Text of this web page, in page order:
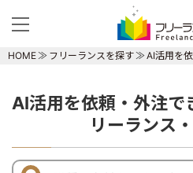
HOME フリーランスを探す AI活用を
AI活用を依頼・外注で
リーランス